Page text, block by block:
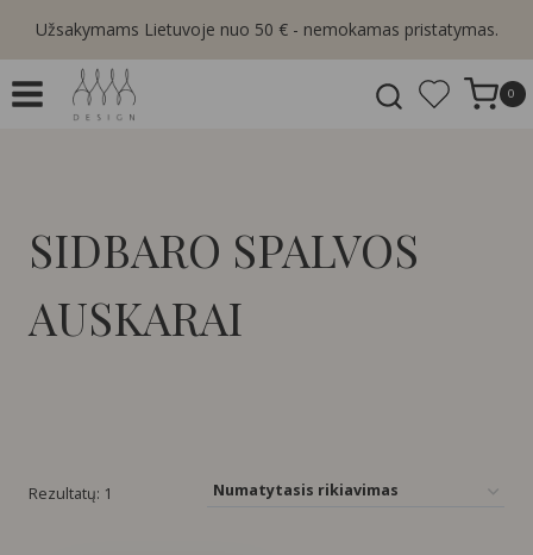
content
Užsakymams Lietuvoje nuo 50 € - nemokamas pristatymas.
0
SIDBARO SPALVOS
AUSKARAI
Rezultatų: 1